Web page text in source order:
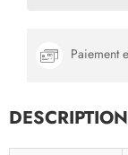
Paiement